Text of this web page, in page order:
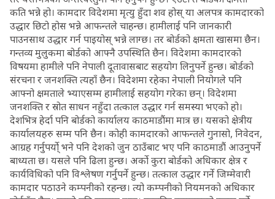
कति भन्ने हो। कामदार विदेशमा मृत्यु हुँदा शव होस् या अलपत्र कामदारको
उद्धार छिटो होस भन्ने आफन्तले चाहन्छ। हामीलाई पनि जानकारी
पाउनसाथ उद्धार गर्न पाइयोस् भन्ने लाग्छ। तर बोर्डको क्षमता खासमा छैन।
गन्तव्य मुलुकमा बोर्डको आफ्नै उपस्थिति छैन। विदेशमा कामदारको
विषयमा हामीले पनि नेपाली दूतावासबाट सहयोग लिनुपर्ने हुन्छ। बोर्डको
संरचना र जनशक्ति त्यहाँ छैन। विदेशमा रहेका नेपाली नियोगले पनि
आफ्नो क्षमताले भ्याएसम्म हामीलाई सहयोग गरेका छन्। विदेशमा
जनशक्ति र स्रोत साधन नहुँदा तत्काल उद्धार गर्न समस्या भएको हो।
देशभित्र हेर्दा पनि बोर्डको कार्यालय काठमाडौंमा मात्र छ। यसको क्षेत्रीय
कार्यालयहरु सम्म पनि छैन। कोही कामदारको आफन्तले गुनासो, निवेदन,
आग्रह गर्नुपर्यो् भने पनि देशको जुन ठाउँबाट भए पनि काठमाडौं आउनुपर्ने
बाध्यता छ। यसले पनि ढिला हुन्छ। अर्को कुरा बोर्डको अधिकार क्षेत्र र
कार्यविधिको पनि विश्लेषण गर्नुपर्ने हुन्छ। तत्काल उद्धार गर्ने जिम्मेवारी
कामदार पठाउने कम्पनीको रहन्छ। त्यो कम्पनीको नियमनको अधिकार